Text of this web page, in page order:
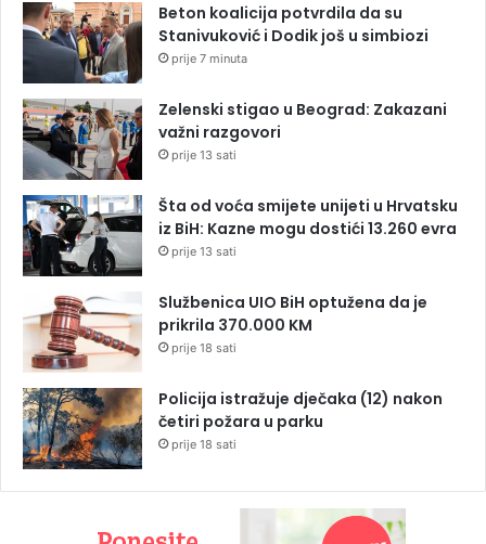
Beton koalicija potvrdila da su
Stanivuković i Dodik još u simbiozi
prije 7 minuta
Zelenski stigao u Beograd: Zakazani
važni razgovori
prije 13 sati
Šta od voća smijete unijeti u Hrvatsku
iz BiH: Kazne mogu dostići 13.260 evra
prije 13 sati
Službenica UIO BiH optužena da je
prikrila 370.000 KM
prije 18 sati
Policija istražuje dječaka (12) nakon
četiri požara u parku
prije 18 sati